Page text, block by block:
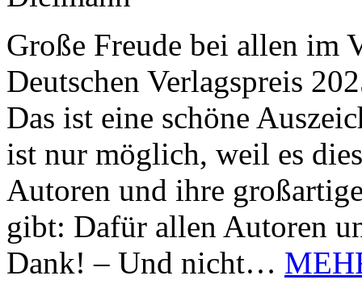
Große Freude bei allen im
Deutschen Verlagspreis
Das ist eine schöne
ist nur möglich, weil es
Autoren und ihre
gibt: Dafür allen Autoren
Dank! – Und nicht…